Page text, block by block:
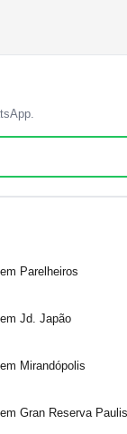
Parelheiros
Jd. Japão
Mirandópolis
Gran Reserva